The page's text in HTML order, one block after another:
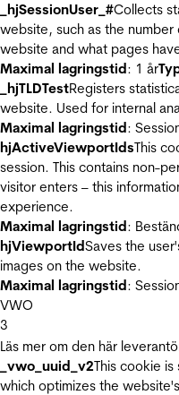
_hjSessionUser_#Collects
website, such as the
website and what pages
Maximal lagringstid: 1 år
_hjTLDTestRegisters
website. Used for internal
Maximal lagringstid:
hjActiveViewportIdsThis
session. This contains non-
visitor enters – this
experience.
Maximal lagringstid:
hjViewportIdSaves the
images on the website.
Maximal lagringstid:
VWO
3
Läs mer om den här
_vwo_uuid_v2This cookie
which optimizes the